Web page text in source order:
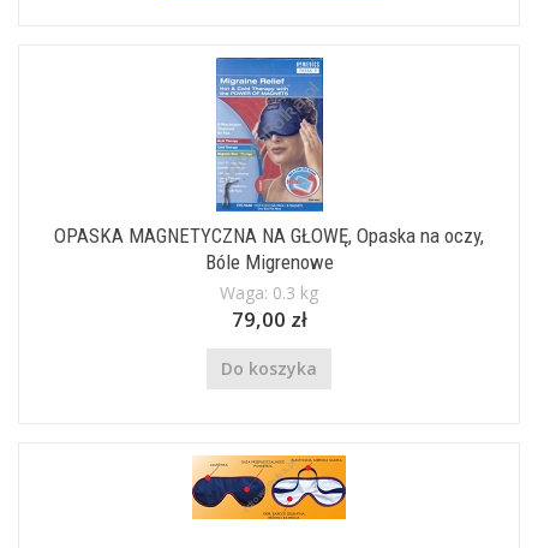
OPASKA MAGNETYCZNA NA GŁOWĘ, Opaska na oczy,
Bóle Migrenowe
Waga: 0.3 kg
79,00 zł
Do koszyka